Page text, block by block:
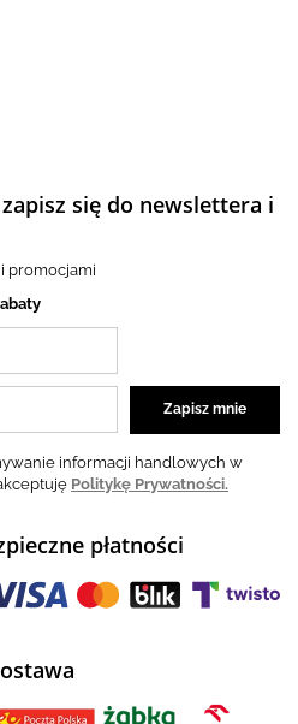
się do newslettera i
promocjami
informacji handlowych w
Politykę Prywatności.
płatności